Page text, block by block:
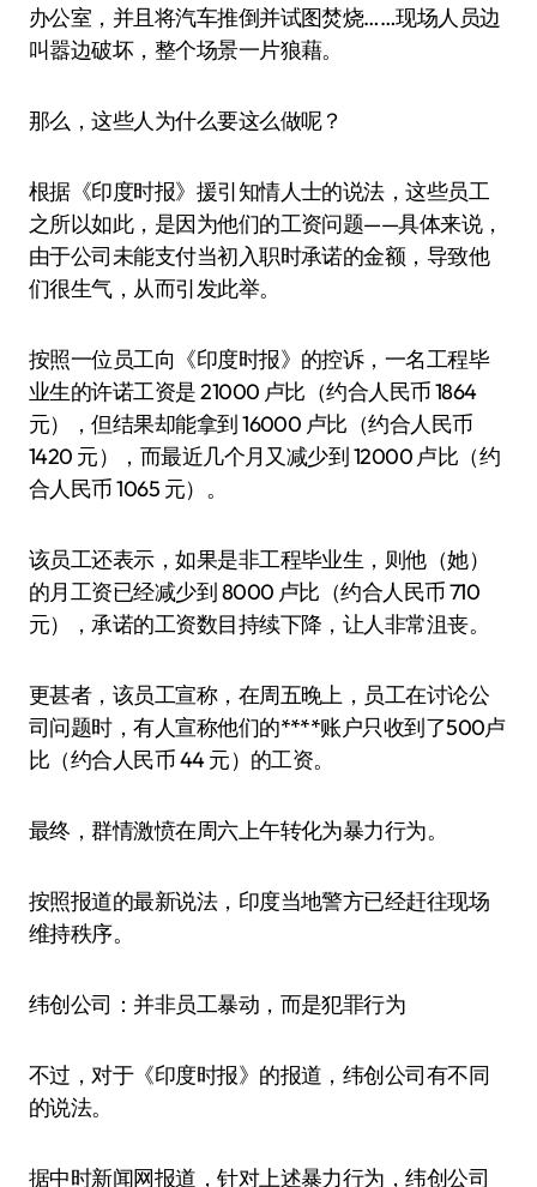
办公室，并且将汽车推倒并试图焚烧……现场人员边
叫嚣边破坏，整个场景一片狼藉。
那么，这些人为什么要这么做呢？
根据《印度时报》援引知情人士的说法，这些员工
之所以如此，是因为他们的工资问题——具体来说，
由于公司未能支付当初入职时承诺的金额，导致他
们很生气，从而引发此举。
按照一位员工向《印度时报》的控诉，一名工程毕
业生的许诺工资是 21000 卢比（约合人民币 1864
元），但结果却能拿到 16000 卢比（约合人民币
1420 元），而最近几个月又减少到 12000 卢比（约
合人民币 1065 元）。
该员工还表示，如果是非工程毕业生，则他（她）
的月工资已经减少到 8000 卢比（约合人民币 710
元），承诺的工资数目持续下降，让人非常沮丧。
更甚者，该员工宣称，在周五晚上，员工在讨论公
司问题时，有人宣称他们的****账户只收到了500卢
比（约合人民币 44 元）的工资。
最终，群情激愤在周六上午转化为暴力行为。
按照报道的最新说法，印度当地警方已经赶往现场
维持秩序。
纬创公司：并非员工暴动，而是犯罪行为
不过，对于《印度时报》的报道，纬创公司有不同
的说法。
据中时新闻网报道，针对上述暴力行为，纬创公司